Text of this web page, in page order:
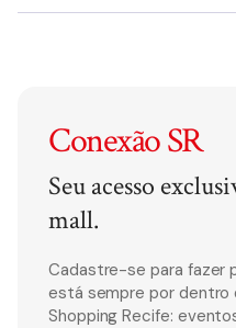
Conexão SR
Seu acesso
mall.
Cadastre-se para fazer
está sempre por dentro
Shopping Recife: